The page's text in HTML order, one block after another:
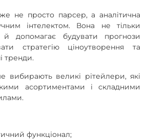
не просто парсер, а аналітична
інтелектом. Вона не тільки
допомагає будувати прогнози
стратегію ціноутворення та
тренди.
вибирають великі рітейлери, які
асортиментами і складними
функціонал;